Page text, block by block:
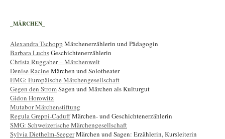
_MÄRCHEN_
Alexandra Tschopp Märchenerzählerin und Pädagogin
Barbara LuchsGeschichtenerzählerin
Christa Ruggaber – Märchenwelt
Denise Racine Märchen und Solotheater
EMG: Europäische Märchengesellschaft
Gegen den StromSagen und Märchen als Kulturgut
Gidon Horowitz
Mutabor Märchenstiftung
Regula Greppi-CaduffMärchen- und Geschichtenerzählerin
SMG: Schweizerische Märchengesellschaft
Sylvia Diethelm-SeegerMärchen und Sagen: Erzählerin, Kursleiterin